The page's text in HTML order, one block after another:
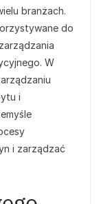
branżach.
do
W
i
i zarządzać